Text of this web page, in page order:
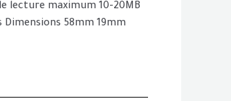
lecture maximum 10-20MB
Dimensions 58mm 19mm